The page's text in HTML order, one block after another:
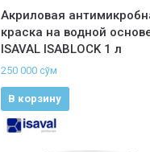
Акриловая
краска на водной
ISAVAL ISABLOCK 1 л
250 000 сўм
В корзину